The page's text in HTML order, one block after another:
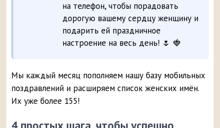
на телефон, чтобы порадовать
дорогую вашему сердцу женщину и
подарить ей праздничное
настроение на весь день! 🌷 🍓
Мы каждый месяц пополняем нашу базу мобильных
поздравлений и расширяем список женских имён.
Их уже более 155!